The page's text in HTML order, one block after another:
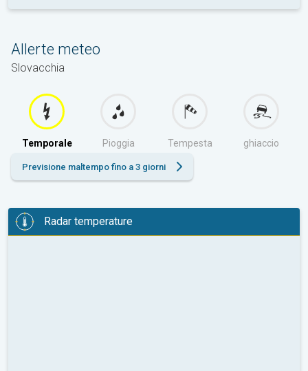
Allerte meteo
Slovacchia
Temporale Pioggia Tempesta ghiaccio
Previsione maltempo fino a 3 giorni
Radar temperature